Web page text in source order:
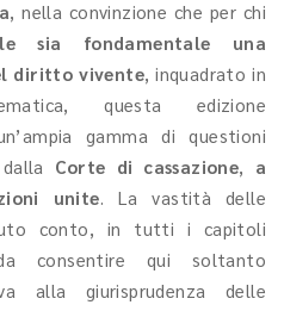
, nella convinzione che per chi
sia fondamentale una
diritto vivente, inquadrato in
questa edizione
gamma di questioni
Corte di cassazione, a
unite. La vastità delle
conto, in tutti i capitoli
consentire qui soltanto
alla giurisprudenza delle